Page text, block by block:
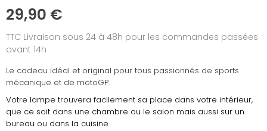
29,90 €
TTC Livraison sous 24 à 48h pour les commandes passées
avant 14h
Le cadeau idéal et original pour tous passionnés de sports
mécanique et de motoGP.
Votre lampe trouvera facilement sa place dans votre intérieur,
que ce soit dans une chambre ou le salon mais aussi sur un
bureau ou dans la cuisine.